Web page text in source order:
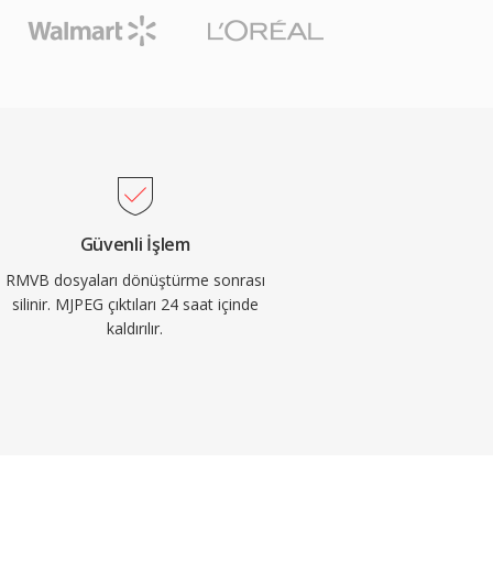
Güvenli İşlem
RMVB dosyaları dönüştürme sonrası
silinir. MJPEG çıktıları 24 saat içinde
kaldırılır.